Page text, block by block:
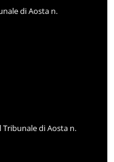
di Aosta n.
di Aosta n.